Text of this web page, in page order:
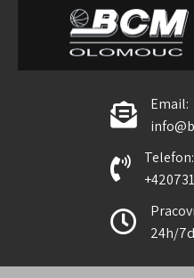
BCM
Email:
Telefon:
24h/